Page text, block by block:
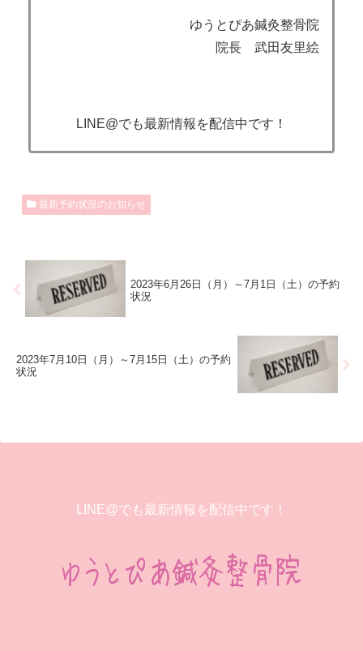
ゆうとぴあ鍼灸整骨院
院長 武田友里絵
LINE@でも最新情報を配信中です！
最新予約状況のお知らせ
2023年6月26日（月）～7月1日（土）の予約
状況
2023年7月10日（月）～7月15日（土）の予約
状況
LINE@でも最新情報を配信中です！